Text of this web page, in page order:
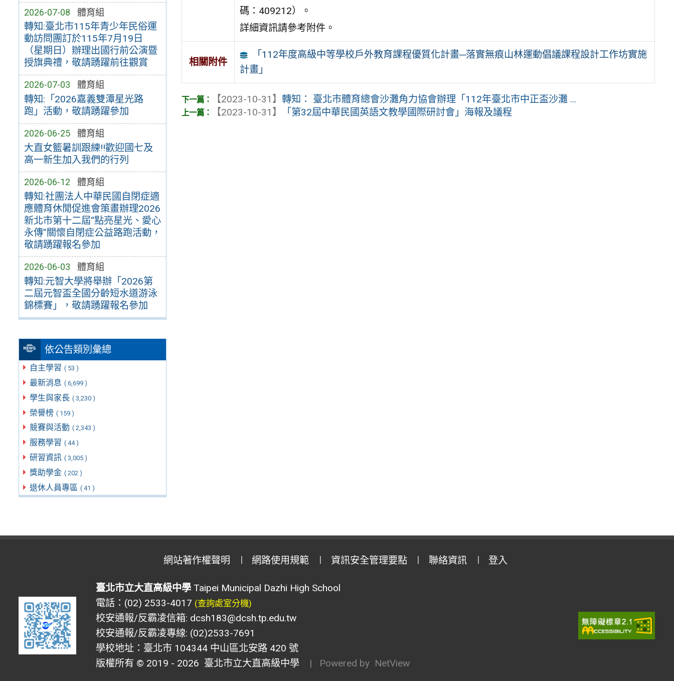
2026-07-08 體育組
轉知:臺北市115年青少年民俗運
動訪問團訂於115年7月19日
（星期日）辦理出國行前公演暨
授旗典禮，敬請踴躍前往觀賞
2026-07-03 體育組
轉知:「2026嘉義雙潭星光路
跑」活動，敬請踴躍參加
2026-06-25 體育組
大直女籃暑訓跟練!!歡迎國七及
高一新生加入我們的行列
2026-06-12 體育組
轉知:社團法人中華民國自閉症適
應體育休閒促進會策畫辦理2026
新北市第十二屆“點亮星光、愛心
永傳”關懷自閉症公益路跑活動，
敬請踴躍報名參加
2026-06-03 體育組
轉知:元智大學將舉辦「2026第
二屆元智盃全國分齡短水道游泳
錦標賽」，敬請踴躍報名參加
依公告類別彙總
自主學習 ( 53 )
最新消息 ( 6,699 )
學生與家長 ( 3,230 )
榮譽榜 ( 159 )
競賽與活動 ( 2,343 )
服務學習 ( 44 )
研習資訊 ( 3,005 )
獎助學金 ( 202 )
退休人員專區 ( 41 )
碼：409212）。
詳細資訊請參考附件。
相關附件
「112年度高級中等學校戶外教育課程優質化計畫─落實無痕山林運動倡議課程設計工作坊實施
計畫」
【2023-10-31】轉知： 臺北市體育總會沙灘角力協會辦理「112年臺北市中正盃沙灘 ...
【2023-10-31】
「第32屆中華民國英語文教學國際研討會」海報及議程
網站著作權聲明 網路使用規範 資訊安全管理要點 聯絡資訊 登入
臺北市立大直高級中學Taipei Municipal Dazhi High School
電話：(02) 2533-4017 (查詢處室分機)
校安通報/反霸凌信箱: dcsh183@dcsh.tp.edu.tw
校安通報/反霸凌專線: (02)2533-7691
學校地址：臺北市 104344 中山區北安路 420 號
版權所有 © 2019 - 2026 臺北市立大直高級中學 | Powered by NetView